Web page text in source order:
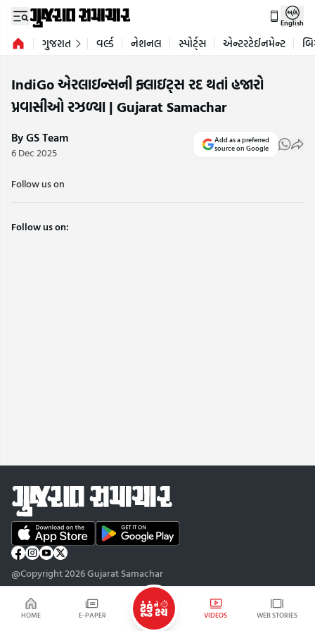
HOME E-PAPER VIDEOS WEB STORIES
English
ગુજરાત વર્લ્ડ નેશનલ સ્પોર્ટ્સ એન્ટરટેઈનમેન્ટ
IndiGo એરલાઇન્સની ફ્લાઇટ્સ રદ થતાં હજારો
પ્રવાસીઓ રઝળ્યા | Gujarat Samachar
By GS Team
6 Dec 2025
Add as a preferred
source on Google
Follow us on
Follow us on:
@Copyright 2026 Gujarat Samachar